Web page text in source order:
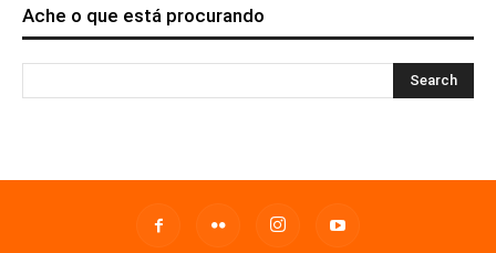
Ache o que está procurando